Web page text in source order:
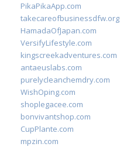
PikaPikaApp.com
takecareofbusinessdfw.org
HamadaOfJapan.com
VersifyLifestyle.com
kingscreekadventures.com
antaeuslabs.com
purelycleanchemdry.com
WishOping.com
shoplegacee.com
bonvivantshop.com
CupPlante.com
mpzin.com